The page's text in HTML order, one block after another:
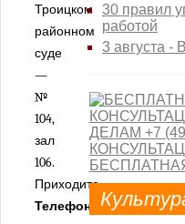
Троицком
районном
суде
—
№
104,
зал
106.
Приходите.
Телефон
30 правил
работой
3 августа -